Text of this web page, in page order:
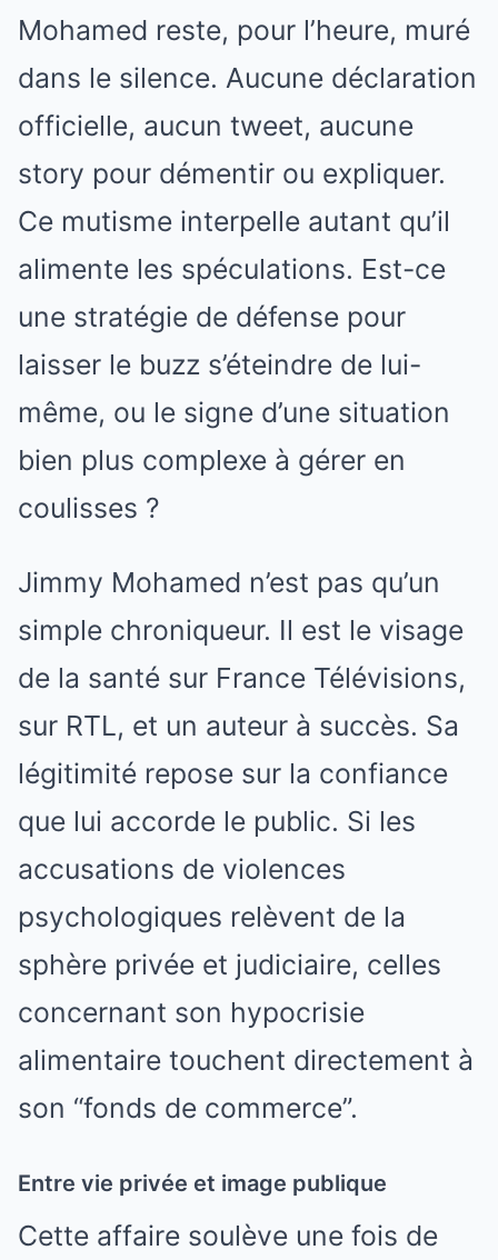
Mohamed reste, pour l’heure, muré
dans le silence. Aucune déclaration
officielle, aucun tweet, aucune
story pour démentir ou expliquer.
Ce mutisme interpelle autant qu’il
alimente les spéculations. Est-ce
une stratégie de défense pour
laisser le buzz s’éteindre de lui-
même, ou le signe d’une situation
bien plus complexe à gérer en
coulisses ?
Jimmy Mohamed n’est pas qu’un
simple chroniqueur. Il est le visage
de la santé sur France Télévisions,
sur RTL, et un auteur à succès. Sa
légitimité repose sur la confiance
que lui accorde le public. Si les
accusations de violences
psychologiques relèvent de la
sphère privée et judiciaire, celles
concernant son hypocrisie
alimentaire touchent directement à
son “fonds de commerce”.
Entre vie privée et image publique
Cette affaire soulève une fois de